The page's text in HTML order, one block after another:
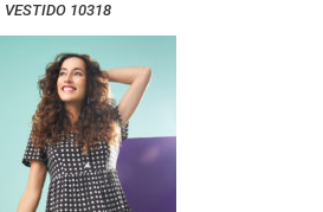
VESTIDO 10318